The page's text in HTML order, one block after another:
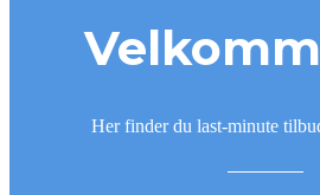
Her finder du last-minute